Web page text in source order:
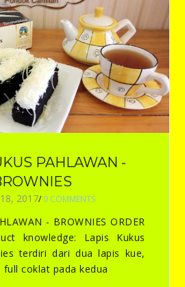
PAHLAWAN -
2017/ 0 COMMENTS
- BROWNIES ORDER
knowledge: Lapis Kukus
terdiri dari dua lapis kue,
coklat pada kedua